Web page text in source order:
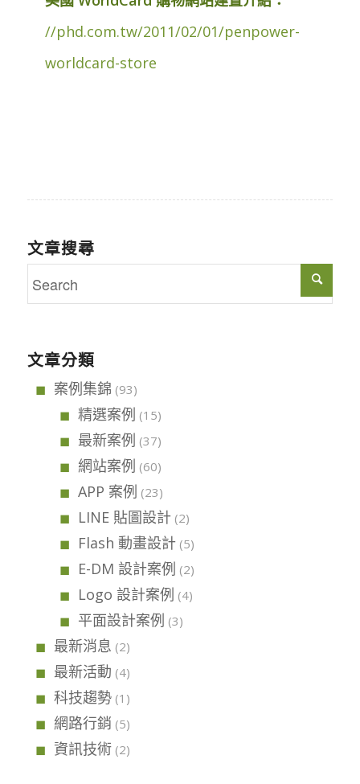
//phd.com.tw/2011/02/01/penpower-
worldcard-store
文章搜尋
文章分類
案例集錦 (93)
精選案例 (15)
最新案例 (37)
網站案例 (60)
APP 案例 (23)
LINE 貼圖設計(2)
Flash 動畫設計(5)
E-DM 設計案例 (2)
Logo 設計案例 (4)
平面設計案例 (3)
最新消息 (2)
最新活動 (4)
科技趨勢(1)
網路行銷 (5)
資訊技術(2)